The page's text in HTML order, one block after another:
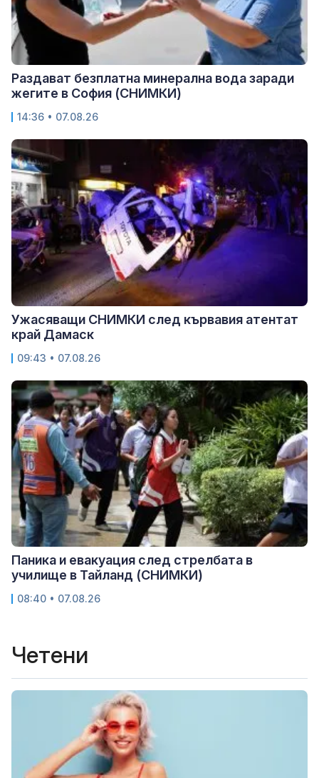
Раздават безплатна минерална вода заради
жегите в София (СНИМКИ)
14:36 • 07.08.26
Ужасяващи СНИМКИ след кървавия атентат
край Дамаск
09:43 • 07.08.26
Паника и евакуация след стрелбата в
училище в Тайланд (СНИМКИ)
08:40 • 07.08.26
Четени